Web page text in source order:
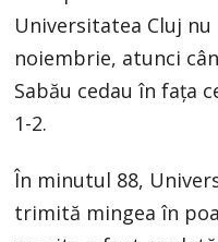
Universitatea Cluj
noiembrie, atunci
Sabău cedau în fața
1-2.
În minutul 88,
trimită mingea în